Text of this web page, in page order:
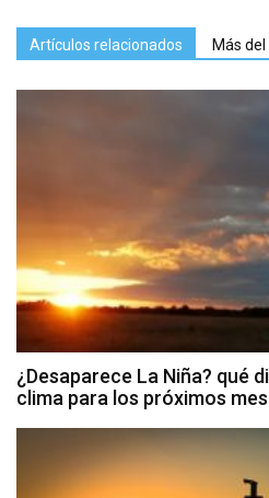
Artículos relacionados Más
¿Desaparece La Niña? qué
clima para los próximos